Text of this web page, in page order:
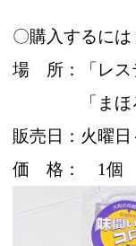
〇購入するには
場 所：「レス
「まほろば
販売日：火曜日
価 格： 1個